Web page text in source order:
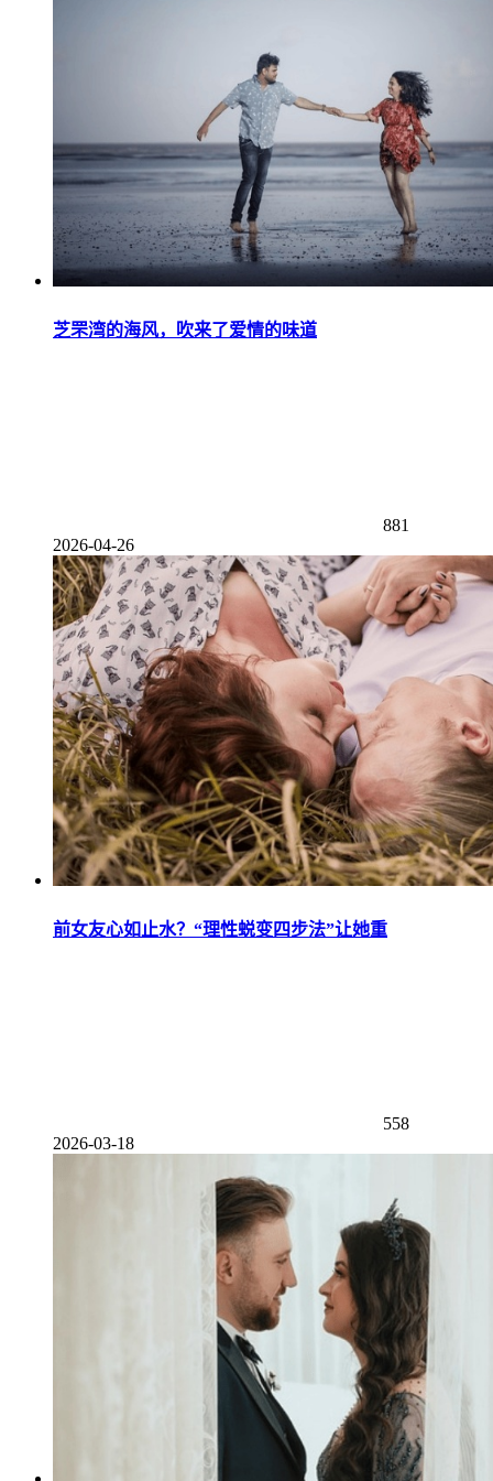
芝罘湾的海风，吹来了爱情的味道
881
2026-04-26
前女友心如止水？“理性蜕变四步法”让她重
558
2026-03-18